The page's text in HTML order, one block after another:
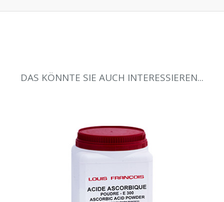
DAS KÖNNTE SIE AUCH INTERESSIEREN...